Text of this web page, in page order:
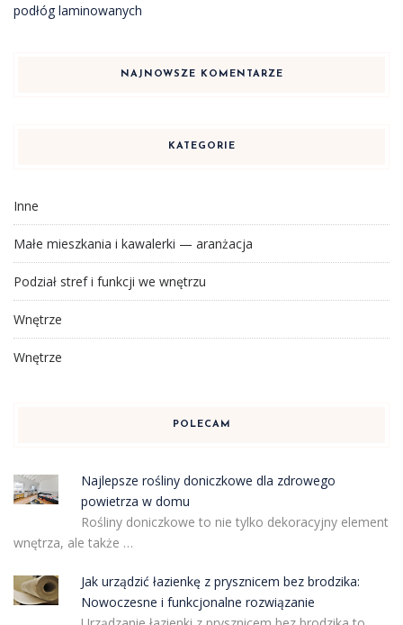
podłóg laminowanych
NAJNOWSZE KOMENTARZE
KATEGORIE
Inne
Małe mieszkania i kawalerki — aranżacja
Podział stref i funkcji we wnętrzu
Wnętrze
Wnętrze
POLECAM
Najlepsze rośliny doniczkowe dla zdrowego
powietrza w domu
Rośliny doniczkowe to nie tylko dekoracyjny element
wnętrza, ale także …
Jak urządzić łazienkę z prysznicem bez brodzika:
Nowoczesne i funkcjonalne rozwiązanie